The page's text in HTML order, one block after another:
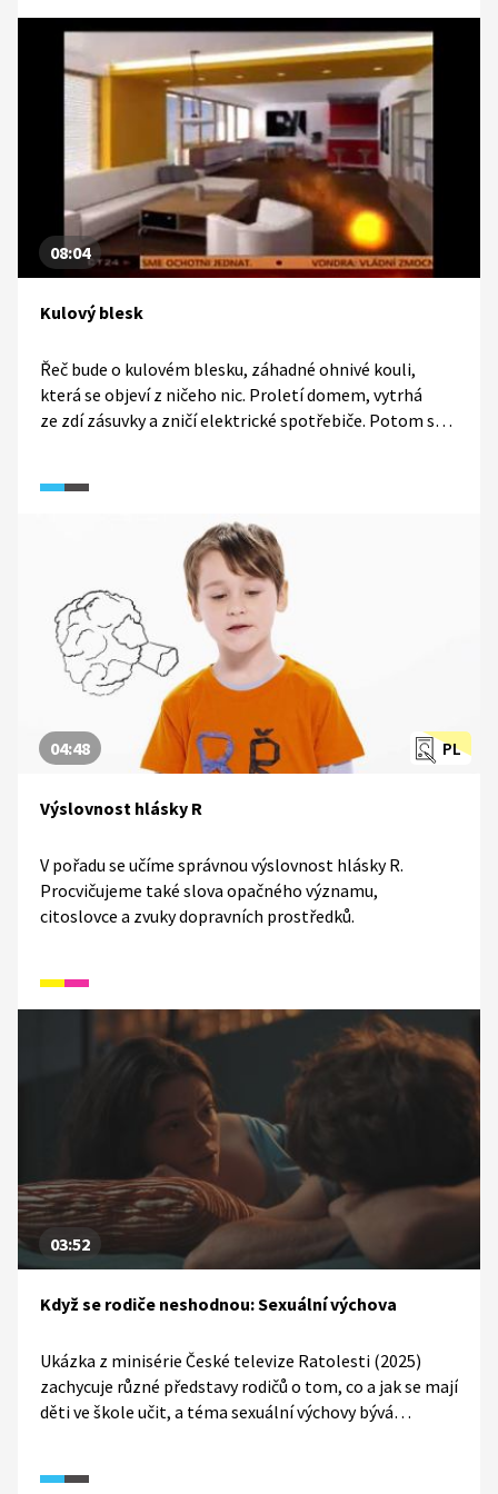
08:04
Kulový blesk
Řeč bude o kulovém blesku, záhadné ohnivé kouli,
která se objeví z ničeho nic. Proletí domem, vytrhá
ze zdí zásuvky a zničí elektrické spotřebiče. Potom se
záhadný atmosférický jev vzniká?
PL
04:48
Výslovnost hlásky R
V pořadu se učíme správnou výslovnost hlásky R.
Procvičujeme také slova opačného významu,
citoslovce a zvuky dopravních prostředků.
03:52
Když se rodiče neshodnou: Sexuální výchova
Ukázka z minisérie České televize Ratolesti (2025)
zachycuje různé představy rodičů o tom, co a jak se mají
děti ve škole učit, a téma sexuální výchovy bývá
bez shody. Na příběhu rodiny Fichtlových se ukazuje, jak